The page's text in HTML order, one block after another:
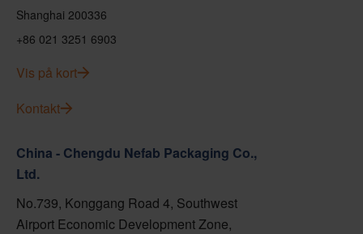
Shanghai 200336
+86 021 3251 6903
Vis på kort
Kontakt
China - Chengdu Nefab Packaging Co.,
Ltd.
No.739, Konggang Road 4, Southwest
Airport Economic Development Zone,